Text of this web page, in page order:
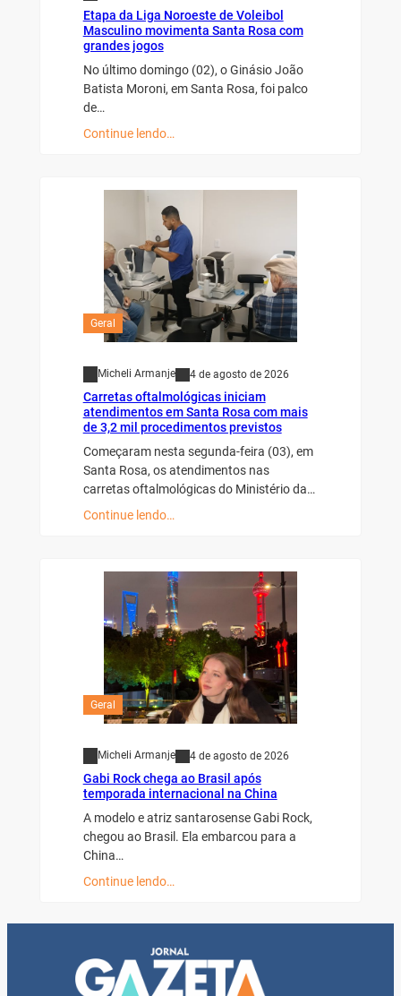
Etapa da Liga Noroeste de Voleibol
Masculino movimenta Santa Rosa com
grandes jogos
No último domingo (02), o Ginásio João
Batista Moroni, em Santa Rosa, foi palco
de…
Continue lendo…
Geral
Micheli Armanje 4 de agosto de 2026
Carretas oftalmológicas iniciam
atendimentos em Santa Rosa com mais
de 3,2 mil procedimentos previstos
Começaram nesta segunda-feira (03), em
Santa Rosa, os atendimentos nas
carretas oftalmológicas do Ministério da…
Continue lendo…
Geral
Micheli Armanje 4 de agosto de 2026
Gabi Rock chega ao Brasil após
temporada internacional na China
A modelo e atriz santarosense Gabi Rock,
chegou ao Brasil. Ela embarcou para a
China…
Continue lendo…